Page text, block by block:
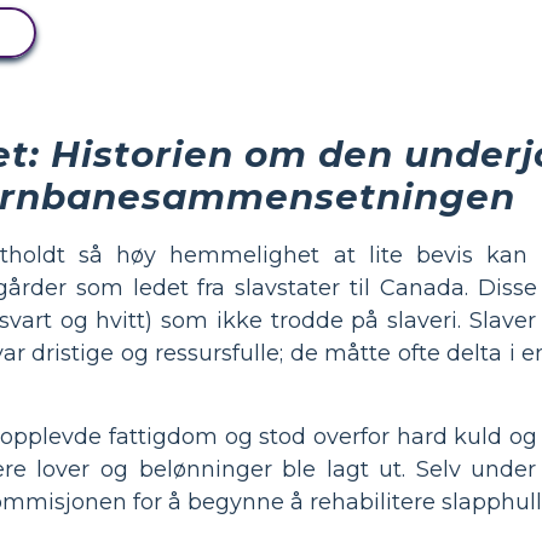
Historien om den
så høy hemmelighet at lite bevis kan
som ledet fra slavstater til Canada.
og hvitt) som ikke trodde på slaveri.
dristige og ressursfulle; de måtte ofte delta i
fattigdom og stod overfor hard kuld
lover og belønninger ble lagt ut. Selv
for å begynne å rehabilitere